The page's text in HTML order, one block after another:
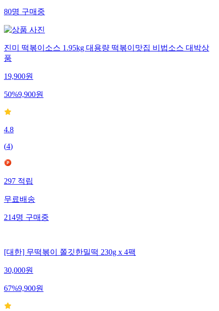
80명구매중
진미 떡볶이소스 1.95kg 대용량 떡볶이맛집 비법소스 대박상
품
19,900원
50%9,900원
4.8
(4)
297적립
무료배송
214명구매중
[대한] 무떡볶이 쫄깃한밀떡 230g x 4팩
30,000원
67%9,900원